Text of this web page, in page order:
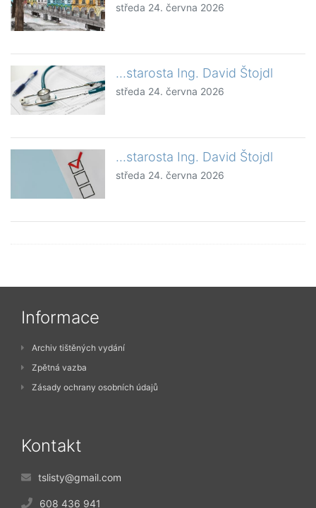
středa 24. června 2026
...starosta Ing. David Štojdl
středa 24. června 2026
...starosta Ing. David Štojdl
středa 24. června 2026
Informace
Archiv tištěných vydání
Zpětná vazba
Zásady ochrany osobních údajů
Kontakt
tslisty@gmail.com
608 436 941